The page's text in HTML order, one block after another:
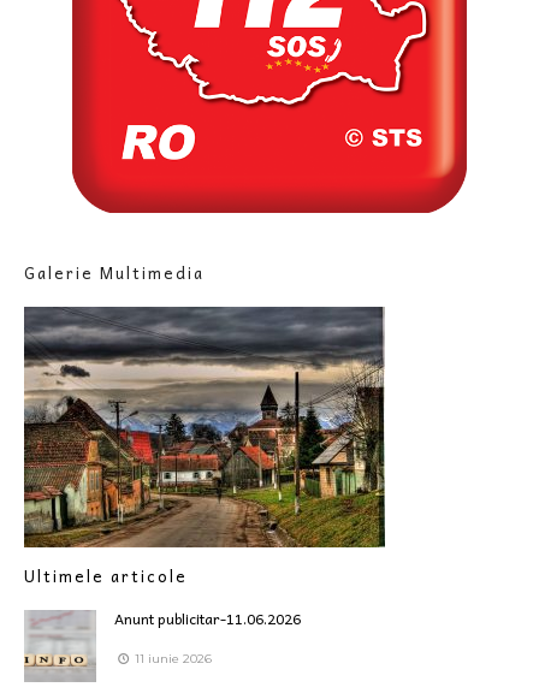
Galerie Multimedia
Ultimele articole
Anunt publicitar-11.06.2026
11 iunie 2026